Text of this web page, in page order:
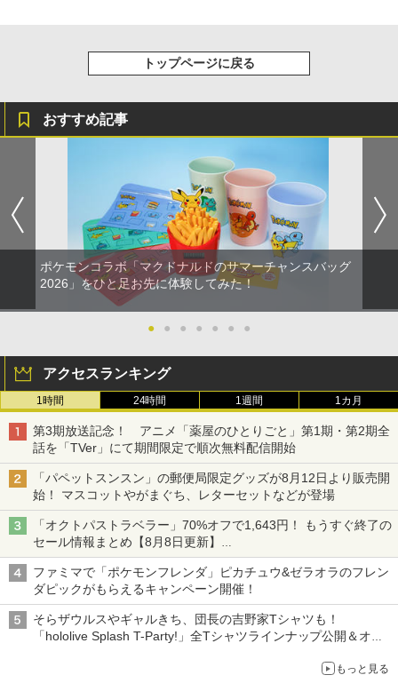
トップページに戻る
おすすめ記事
ポケモンコラボ「マクドナルドのサマーチャンスバッグ
2026」をひと足お先に体験してみた！
● ● ● ● ● ● ●
アクセスランキング
1時間 24時間 1週間 1カ月
第3期放送記念！ アニメ「薬屋のひとりごと」第1期・第2期全
話を「TVer」にて期間限定で順次無料配信開始
「パペットスンスン」の郵便局限定グッズが8月12日より販売開
始！ マスコットやがまぐち、レターセットなどが登場
「オクトパストラベラー」70%オフで1,643円！ もうすぐ終了の
セール情報まとめ【8月8日更新】
ニンテンドーeショップでは「大神 絶景版」が67%オフで990円
ファミマで「ポケモンフレンダ」ピカチュウ&ゼラオラのフレン
ダピックがもらえるキャンペーン開催！
そらザウルスやギャルきち、団長の吉野家Tシャツも！
「hololive Splash T-Party!」全Tシャツラインナップ公開＆オン
もっと見る